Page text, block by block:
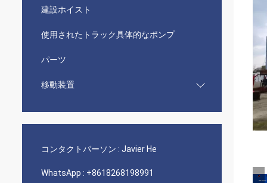
建設ホイスト
使用されたトラック具体的なポンプ
パーツ
移動装置
コンタクトパーソン : Javier He
WhatsApp : +8618268198991